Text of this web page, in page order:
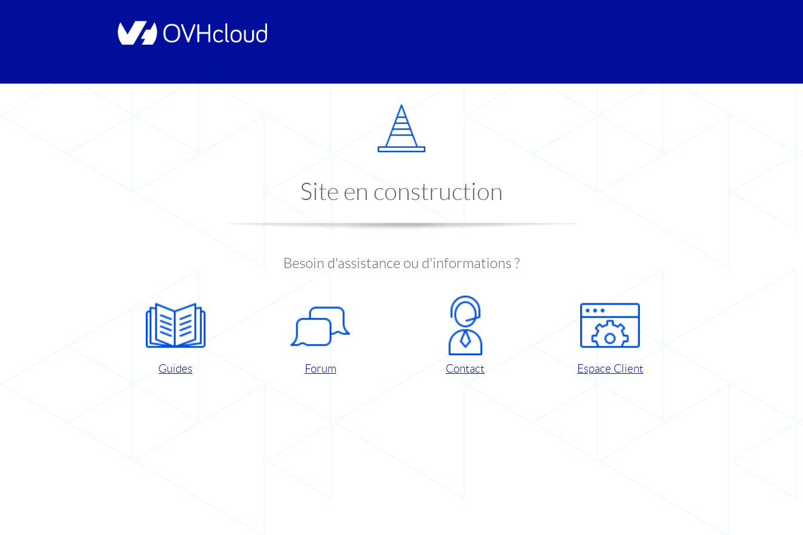
Site en construction
Besoin d'assistance ou d'informations ?
Guides Forum Contact Espace Client